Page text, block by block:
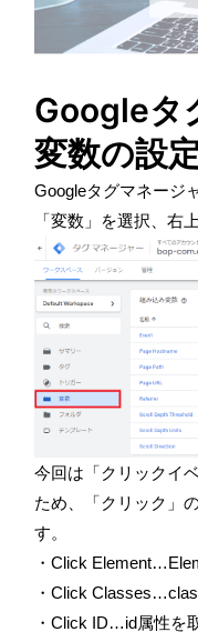
Googleタ
変数の設定
Googleタグマネージ
「変数」を選択、右
今回は「クリックイ
ため、「クリック」
す。
・ Click
・ Click
・ Click ID…id属性を